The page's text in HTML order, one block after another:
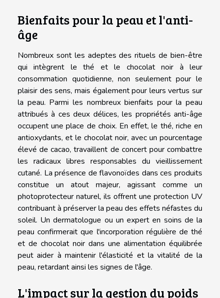
Bienfaits pour la peau et l'anti-
âge
Nombreux sont les adeptes des rituels de bien-être
qui intègrent le thé et le chocolat noir à leur
consommation quotidienne, non seulement pour le
plaisir des sens, mais également pour leurs vertus sur
la peau. Parmi les nombreux bienfaits pour la peau
attribués à ces deux délices, les propriétés anti-âge
occupent une place de choix. En effet, le thé, riche en
antioxydants, et le chocolat noir, avec un pourcentage
élevé de cacao, travaillent de concert pour combattre
les radicaux libres responsables du vieillissement
cutané. La présence de flavonoïdes dans ces produits
constitue un atout majeur, agissant comme un
photoprotecteur naturel, ils offrent une protection UV
contribuant à préserver la peau des effets néfastes du
soleil. Un dermatologue ou un expert en soins de la
peau confirmerait que l'incorporation régulière de thé
et de chocolat noir dans une alimentation équilibrée
peut aider à maintenir l'élasticité et la vitalité de la
peau, retardant ainsi les signes de l'âge.
L'impact sur la gestion du poids